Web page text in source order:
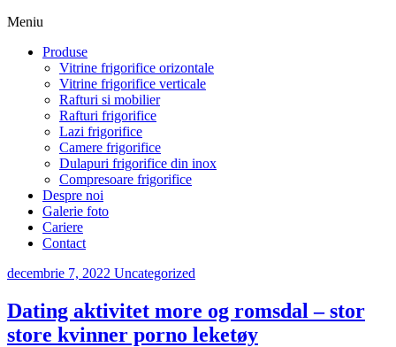
Meniu
Produse
Vitrine frigorifice orizontale
Vitrine frigorifice verticale
Rafturi si mobilier
Rafturi frigorifice
Lazi frigorifice
Camere frigorifice
Dulapuri frigorifice din inox
Compresoare frigorifice
Despre noi
Galerie foto
Cariere
Contact
decembrie 7, 2022 Uncategorized
Dating aktivitet more og romsdal – stor
store kvinner porno leketøy